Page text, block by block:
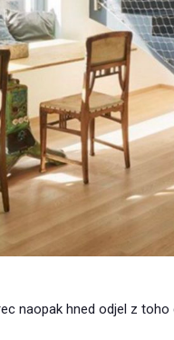
naopak hned odjel z